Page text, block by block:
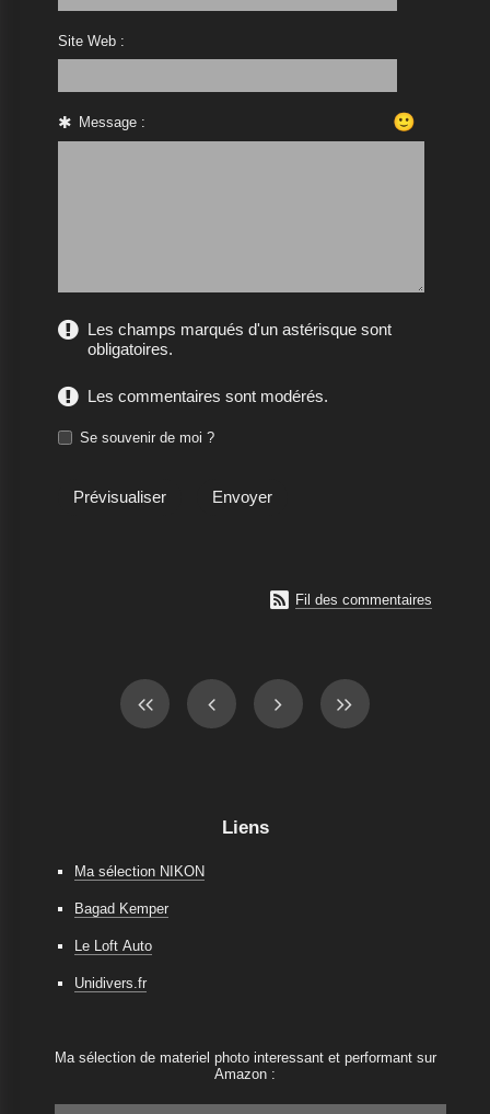
Site Web :
Message : 🙂
Les champs marqués d'un astérisque sont
obligatoires.
Les commentaires sont modérés.
Se souvenir de moi ?
 Fil des commentaires
Liens
Ma sélection NIKON
Bagad Kemper
Le Loft Auto
Unidivers.fr
Ma sélection de materiel photo interessant et performant sur
Amazon :